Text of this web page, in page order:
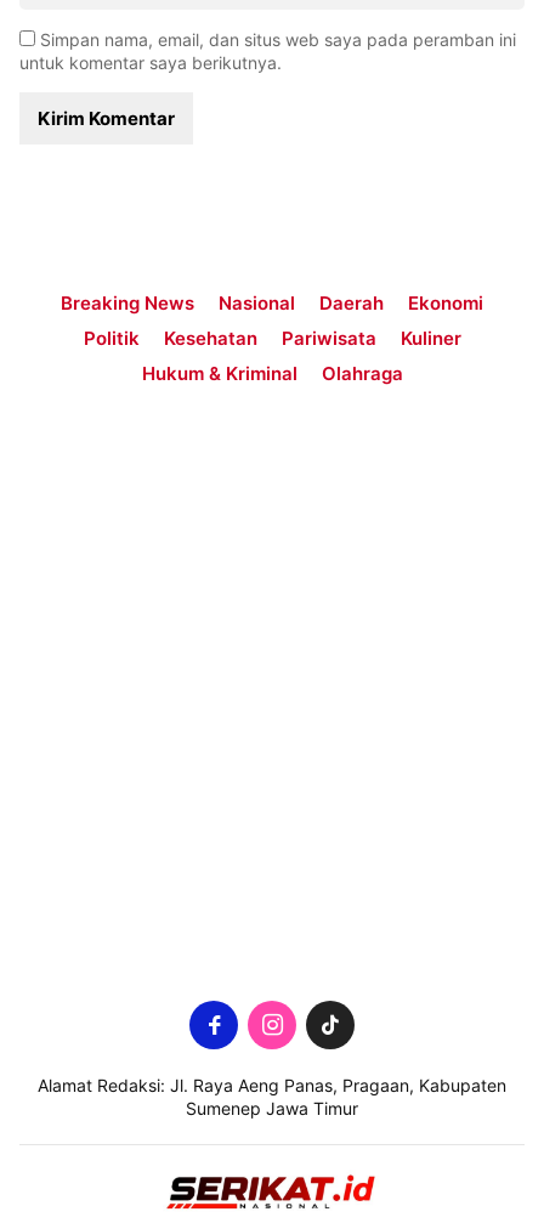
Simpan nama, email, dan situs web saya pada peramban ini
untuk komentar saya berikutnya.
Breaking News Nasional Daerah
Ekonomi
Politik
Kesehatan Pariwisata
Kuliner
Hukum & Kriminal
Olahraga
Alamat Redaksi: Jl. Raya Aeng Panas, Pragaan, Kabupaten
Sumenep Jawa Timur